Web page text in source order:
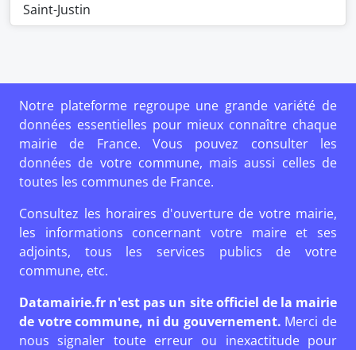
Saint-Justin
Notre plateforme regroupe une grande variété de
données essentielles pour mieux connaître chaque
mairie de France. Vous pouvez consulter les
données de votre commune, mais aussi celles de
toutes les communes de France.
Consultez les horaires d'ouverture de votre mairie,
les informations concernant votre maire et ses
adjoints, tous les services publics de votre
commune, etc.
Datamairie.fr n'est pas un site officiel de la mairie
de votre commune, ni du gouvernement. Merci de
nous signaler toute erreur ou inexactitude pour